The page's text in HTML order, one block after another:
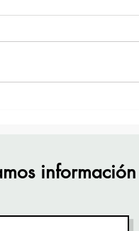
información